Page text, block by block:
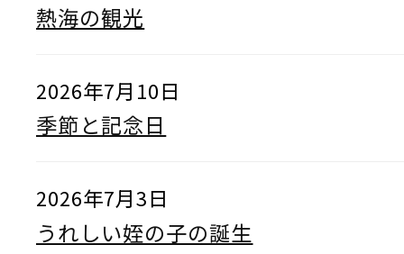
熱海の観光
2026年7月10日
季節と記念日
2026年7月3日
うれしい姪の子の誕生